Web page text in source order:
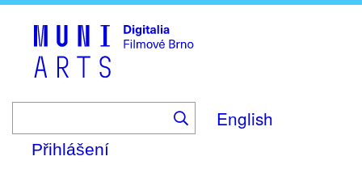
English
Přihlášení